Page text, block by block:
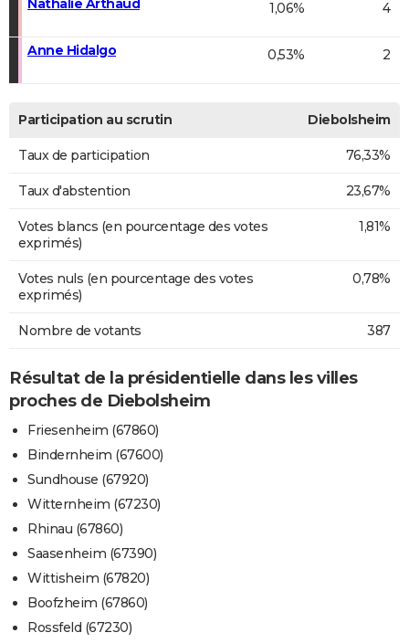
Nathalie Arthaud 1,06% 4
Anne Hidalgo 0,53% 2
Participation au scrutin Diebolsheim
Taux de participation 76,33%
Taux d'abstention 23,67%
Votes blancs (en pourcentage des votes
exprimés)
1,81%
Votes nuls (en pourcentage des votes
exprimés)
0,78%
Nombre de votants 387
Résultat de la présidentielle dans les villes
proches de Diebolsheim
Friesenheim (67860)
Bindernheim (67600)
Sundhouse (67920)
Witternheim (67230)
Rhinau (67860)
Saasenheim (67390)
Wittisheim (67820)
Boofzheim (67860)
Rossfeld (67230)